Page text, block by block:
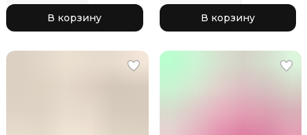
соревнований,
диаметр 18.5 см, цвет
синий с блеском 525
В корзину
соревнований, цвет
коралл с блеском 650
Coral
В корзину